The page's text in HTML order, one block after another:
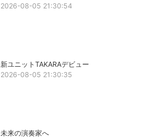
2026-08-05 21:30:54
新ユニットTAKARAデビュー
2026-08-05 21:30:35
未来の演奏家へ